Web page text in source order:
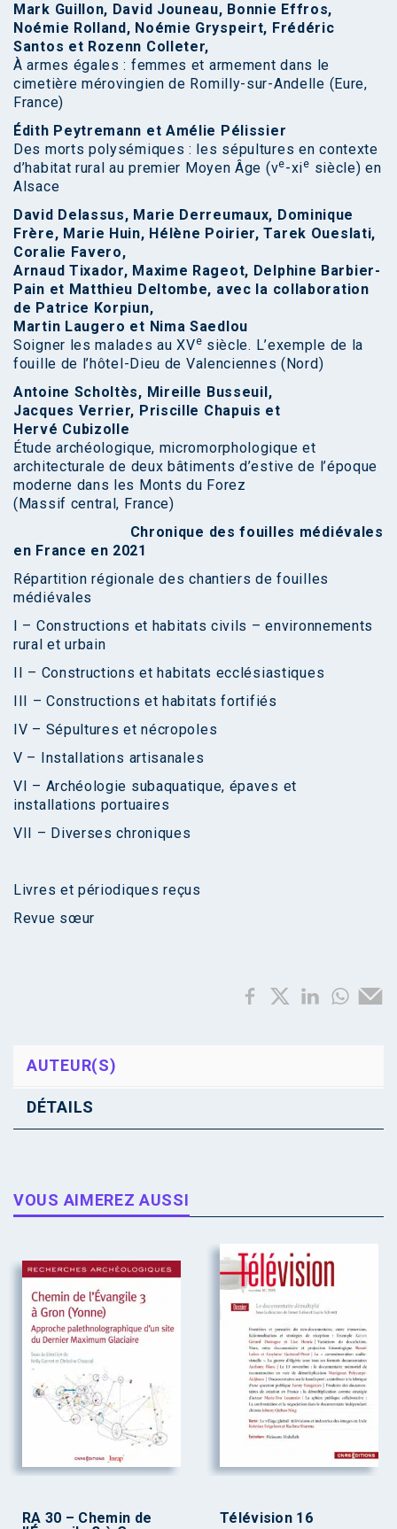
Mark Guillon, David Jouneau, Bonnie Effros,
Noémie Rolland, Noémie Gryspeirt, Frédéric
Santos et Rozenn Colleter,
À armes égales : femmes et armement dans le
cimetière mérovingien de Romilly-sur-Andelle (Eure,
France)
Édith Peytremann et Amélie Pélissier
Des morts polysémiques : les sépultures en contexte
d’habitat rural au premier Moyen Âge (ve-xie siècle) en
Alsace
David Delassus, Marie Derreumaux, Dominique
Frère, Marie Huin, Hélène Poirier, Tarek Oueslati,
Coralie Favero,
Arnaud Tixador, Maxime Rageot, Delphine Barbier-
Pain et Matthieu Deltombe, avec la collaboration
de Patrice Korpiun,
Martin Laugero et Nima Saedlou
Soigner les malades au XVe siècle. L’exemple de la
fouille de l’hôtel-Dieu de Valenciennes (Nord)
Antoine Scholtès, Mireille Busseuil,
Jacques Verrier, Priscille Chapuis et
Hervé Cubizolle
Étude archéologique, micromorphologique et
architecturale de deux bâtiments d’estive de l’époque
moderne dans les Monts du Forez
(Massif central, France)
Chronique des fouilles médiévales
en France en 2021
Répartition régionale des chantiers de fouilles
médiévales
I – Constructions et habitats civils – environnements
rural et urbain
II – Constructions et habitats ecclésiastiques
III – Constructions et habitats fortifiés
IV – Sépultures et nécropoles
V – Installations artisanales
VI – Archéologie subaquatique, épaves et
installations portuaires
VII – Diverses chroniques
Livres et périodiques reçus
Revue sœur
AUTEUR(S)
DÉTAILS
VOUS AIMEREZ AUSSI
RA 30 – Chemin de
Télévision 16